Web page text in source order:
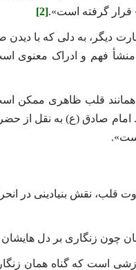
قرار گرفته است».[2]
دیگر، به دلی که با دیدن
فهم و ادراک معنوی
قلب ظاهری ممکن است
امام صادق (ع) به نقل از
نقش بنیادینی در
چون زنگاری بر دل
است که گناه همان